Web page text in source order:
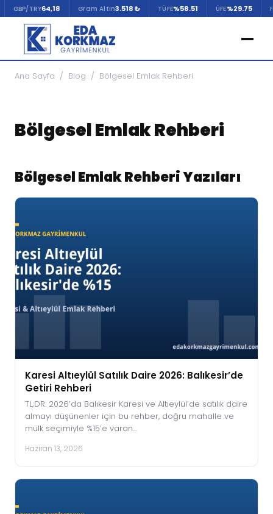
GBP/TRY64,18 Gram Altın3.518 ₺ TÜFE%58.51 ÜFE%29.75
Ana Sayfa / Blog / Bölgesel Emlak Rehberi
Bölgesel Emlak Rehberi
Bölgesel Emlak Rehberi Yazıları
Karesi Altıeylül Satılık Daire 2026: Balıkesir’de
Getiri Rehberi
TL;DR: 2026’da Balıkesir Karesi ve Altıeylül’de satılık daire
almayı düşünenler için bu rehber, doğru mahalle ve
mülk seçimiyle %15’e varan…
Haziran 13, 2026